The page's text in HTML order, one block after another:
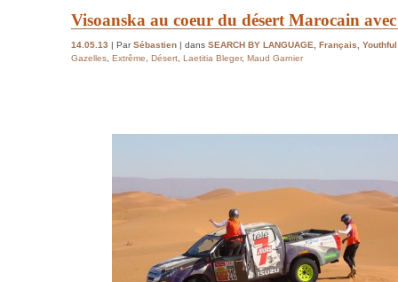
Visoanska au coeur du désert Marocain
14.05.13 | ParSébastien | dans SEARCH BY LANGUAGE, Français,
Gazelles, Extrême, Désert, Laetitia Bleger, Maud Garnier